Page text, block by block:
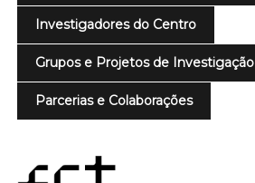
Investigadores do Centro
Grupos e Projetos de Investigação
Parcerias e Colaborações